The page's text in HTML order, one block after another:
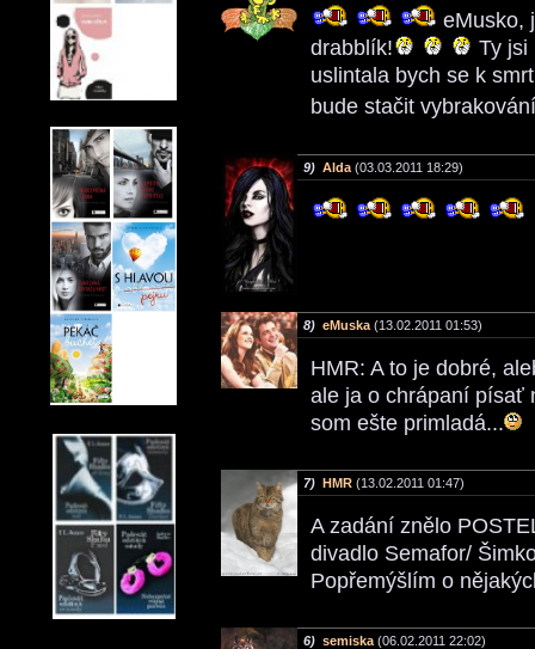
eMusko,
drabblík!
Ty jsi
uslintala bych se k
bude stačit
9) Alda (03.03.2011 18:29)
8) eMuska (13.02.2011 01:53)
HMR: A to je dobré,
ale ja o chrápaní písať
som ešte primladá...
7) HMR (13.02.2011 01:47)
A zadání znělo
divadlo Semafor/
Popřemýšlím o
6) semiska (06.02.2011 22:02)